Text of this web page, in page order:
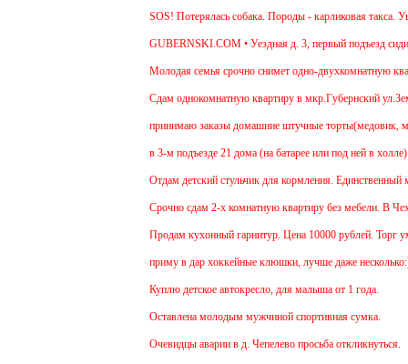
SOS! Потерялась собака. Породы - карликовая такса.
GUBERNSKI.COM • Уездная д. 3, первый подъезд
Молодая семья срочно снимет одно-двухкомнатную
Cдам однокомнатную квартиру в мкр.Губернский
принимаю заказы домашние штучные торты(медовик,
в 3-м подъезде 21 дома (на батарее или под ней в
Отдам детский стульчик для кормления. Единственный
Срочно сдам 2-х комнатную квартиру без мебели. В
Продам кухонный гарнитур. Цена 10000 рублей. Торг
приму в дар хоккейные клюшки, лучше даже несколько:)
Куплю детское автокресло, для малыша от 1 года.
Оставлена молодым мужчиной спортивная сумка.
Очевидцы аварии в д. Чепелево просьба откликнуться.